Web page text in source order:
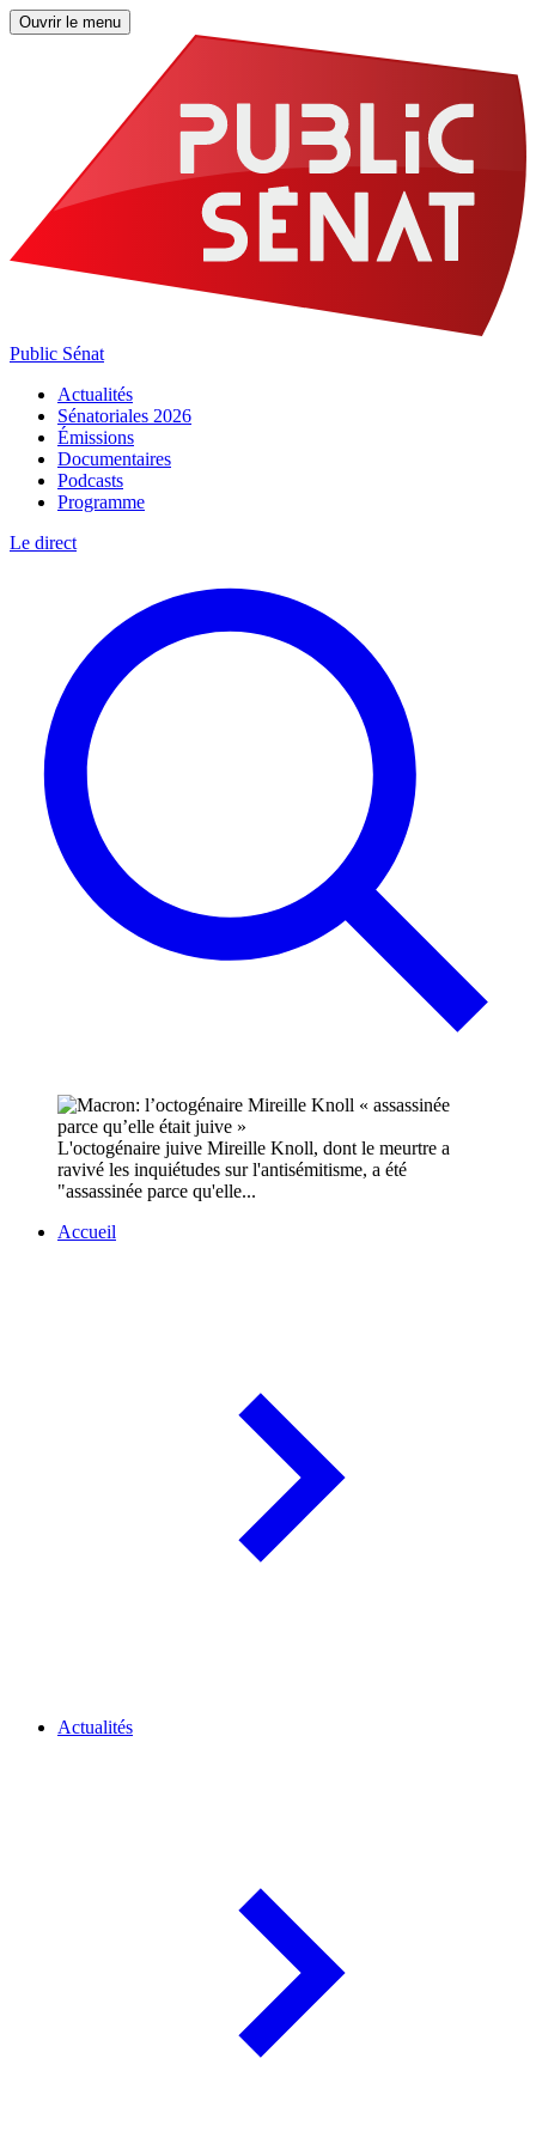
Ouvrir le menu
Public Sénat
Actualités
Sénatoriales 2026
Émissions
Documentaires
Podcasts
Programme
Le direct
L'octogénaire juive Mireille Knoll, dont le meurtre a
ravivé les inquiétudes sur l'antisémitisme, a été
"assassinée parce qu'elle...
Accueil
Actualités